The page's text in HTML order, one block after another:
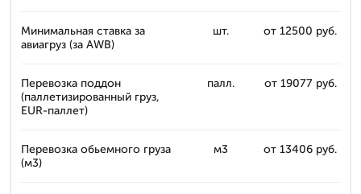
Минимальная ставка за
авиагруз (за AWB)
шт. от 12500 руб.
Перевозка поддон
(паллетизированный груз,
EUR-паллет)
палл. от 19077 руб.
Перевозка обьемного груза
(м3)
м3 от 13406 руб.